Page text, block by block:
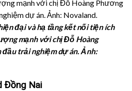
đại và hạ tầng kết nối tiện ích
mạnh với chị Đỗ Hoàng
trải nghiệm dự án.Ảnh:
Đồng Nai